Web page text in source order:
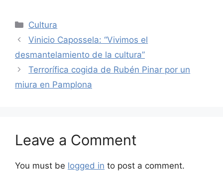
Categories
Cultura
Vinicio Capossela: “Vivimos el
desmantelamiento de la cultura”
Terrorífica cogida de Rubén Pinar por un
miura en Pamplona
Leave a Comment
You must be logged in to post a comment.